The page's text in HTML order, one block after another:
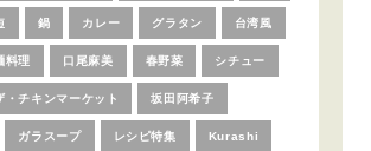
鍋 カレー グラタン 台湾風
料理 口尾麻美 春野菜 シチュー
・チキンマーケット 坂田阿希子
ガラスープ レシピ特集 Kurashi